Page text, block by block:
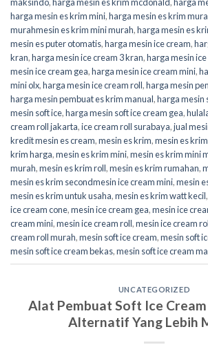
maksindo,harga mesin es krim mcdonald,harga
harga mesin es krim mini,harga mesin es krim
murahmesin es krim mini murah,harga mesin es
mesin es puter otomatis,harga mesin ice cream,
kran,harga mesin ice cream 3 kran,harga mesin
mesin ice cream gea,harga mesin ice cream mini,
mini olx,harga mesin ice cream roll,harga mesin
harga mesin pembuat es krim manual,harga mesin
mesin soft ice,harga mesin soft ice cream gea,
cream roll jakarta,ice cream roll surabaya,jual
kredit mesin es cream,mesin es krim,mesin es
krim harga,mesin es krim mini,mesin es krim mini
murah,mesin es krim roll,mesin es krim rumahan,
mesin es krim secondmesin ice cream mini,mesin
mesin es krim untuk usaha,mesin es krim watt kecil,
ice cream cone,mesin ice cream gea,mesin ice
cream mini,mesin ice cream roll,mesin ice cream
cream roll murah,mesin soft ice cream,mesin soft
mesin soft ice cream bekas,mesin soft ice cream
UNCATEGORIZED
Alat Pembuat Soft Ice Cream
Alternatif Yang Lebih